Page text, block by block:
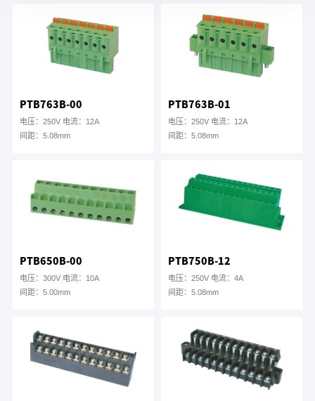
PTB763B-00
电压：250V 电流：12A
间距：5.08mm
PTB763B-01
电压：250V 电流：12A
间距：5.08mm
PTB650B-00
电压：300V 电流：10A
间距：5.00mm
PTB750B-12
电压：250V 电流：4A
间距：5.08mm